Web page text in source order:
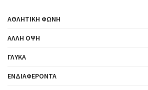
ΑΘΛΗΤΙΚΉ ΦΩΝΉ
ΆΛΛΗ ΌΨΗ
ΓΛΥΚΆ
ΕΝΔΙΑΦΈΡΟΝΤΑ